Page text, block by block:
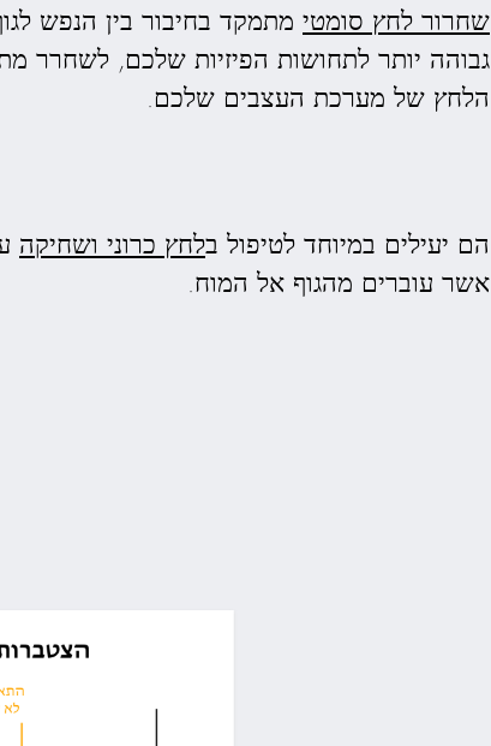
שחרור לחץ סומטי מתמקד בחיבור בין הנפש
גבוהה יותר לתחושות הפיזיות שלכם, לשחרר
הלחץ של מערכת העצבים שלכם.
הם יעילים במיוחד לטיפול בלחץ כרוני ושחיקה
אשר עוברים מהגוף אל המוח.